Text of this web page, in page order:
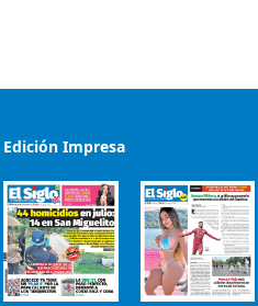
Portada del impreso del 4 de agosto de 2026